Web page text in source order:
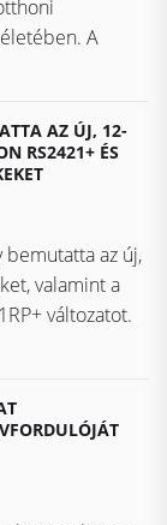
A
AZ ÚJ, 12-
RS2421+ ÉS
bemutatta az új,
valamint a
változatot.